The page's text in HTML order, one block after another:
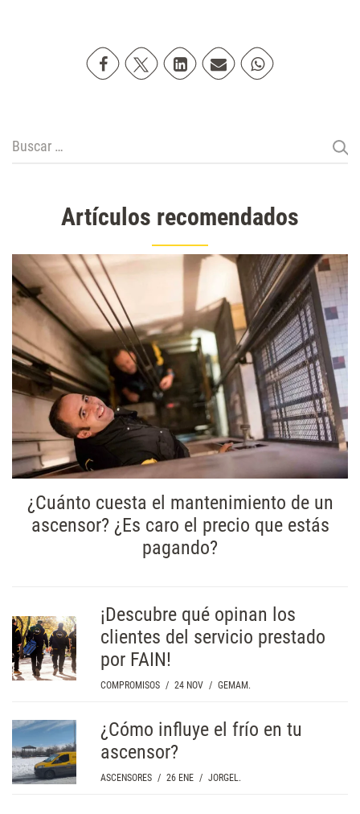
Compartir en Facebook
Compartir en Twitter
Compartir en Linkedin
Compartir poremail
Compartir en
Buscar:
Artículos recomendados
¿Cuánto cuesta el mantenimiento de un
ascensor? ¿Es caro el precio que estás
pagando?
¡Descubre qué opinan los
clientes del servicio prestado
por FAIN!
COMPROMISOS / 24 NOV / GEMAM.
¿Cómo influye el frío en tu
ascensor?
ASCENSORES / 26 ENE / JORGEL.